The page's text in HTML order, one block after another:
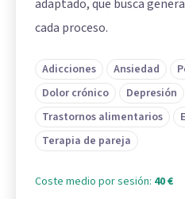
adaptado, que busca
cada proceso.
Adicciones Ansiedad
Dolor crónico
Depresión
Trastornos alimentarios
Terapia de pareja
Coste medio por sesión: 40 €